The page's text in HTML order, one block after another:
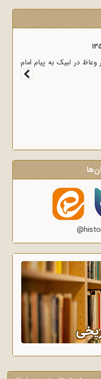
وعاظ در لبیک به پیام امام
آگاه‌سازی در منبرهای ماه